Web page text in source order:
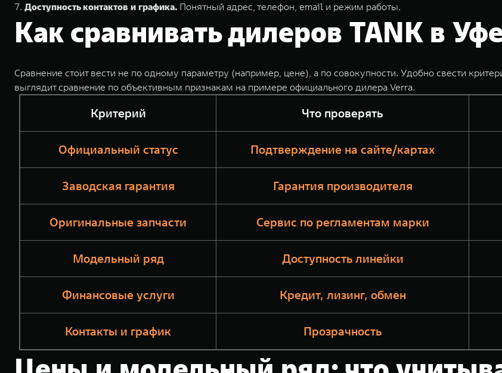
Доступность контактов и графика. Понятный адрес, телефон, email и режим работы.
Как сравнивать дилеров TANK в
Сравнение стоит вести не по одному параметру (например, цене), а по совокупности. Удобно свести
выглядит сравнение по объективным признакам на примере официального дилера Verra.
Критерий Что проверять
Официальный статус Подтверждение на сайте/картах
Заводская гарантия Гарантия производителя
Оригинальные запчасти Сервис по регламентам марки
Модельный ряд Доступность линейки
Финансовые услуги Кредит, лизинг, обмен
Контакты и график Прозрачность